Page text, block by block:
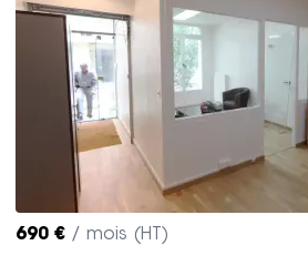
690 € / mois (HT)